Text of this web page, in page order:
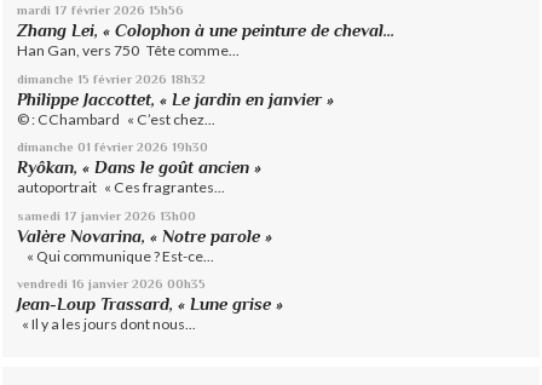
mardi 17 février 2026 15h56
Zhang Lei, « Colophon à une peinture de cheval...
Han Gan, vers 750 Tête comme...
dimanche 15 février 2026 18h32
Philippe Jaccottet, « Le jardin en janvier »
© : CChambard « C’est chez...
dimanche 01 février 2026 19h30
Ryôkan, « Dans le goût ancien »
autoportrait « Ces fragrantes...
samedi 17 janvier 2026 13h00
Valère Novarina, « Notre parole »
« Qui communique ? Est-ce...
vendredi 16 janvier 2026 00h35
Jean-Loup Trassard, « Lune grise »
« Il y a les jours dont nous...